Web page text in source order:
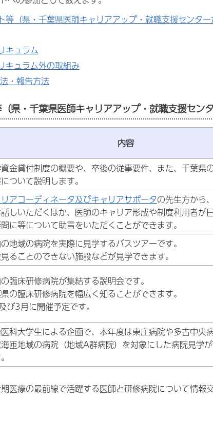
（県・千葉県医師キャリアアップ・就職支援センター
キュラム
キュラム外の取組み
・報告方法
県・千葉県医師キャリアアップ・就職支援セン
内容
金貸付制度の概要や、卒後の従事要件、また、千葉県
ついて説明します。
アコーディネータ及びキャリアサポータの先生方から
しいただくほか、医師のキャリア形成や制度利用者が
に等について助言をいただくことができます。
地域の病院を実際に見学するバスツアーです。
ることのできない施設などが見学できます。
臨床研修病院が集結する説明会です。
の臨床研修病院を幅広く知ることができます。
び3月に開催予定です。
科大学生による企画で、本年度は東庄病院や多古中央
匝地域の病院（地域A群病院）を対象にした病院見学
医療の最前線で活躍する医師と研修病院について情報